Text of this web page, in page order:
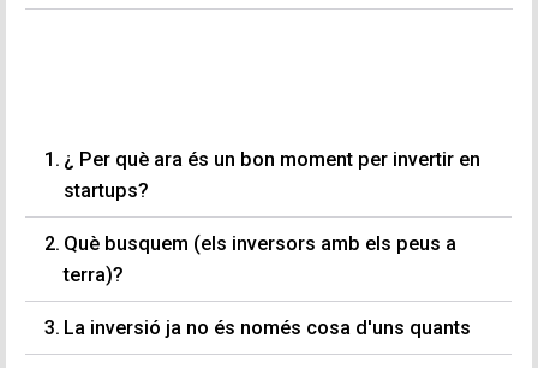
¿ Per què ara és un bon moment per invertir en
startups?
Què busquem (els inversors amb els peus a
terra)?
La inversió ja no és només cosa d'uns quants